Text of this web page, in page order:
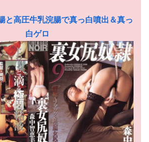
と高圧牛乳浣腸で真っ白噴出＆真っ
白ゲロ